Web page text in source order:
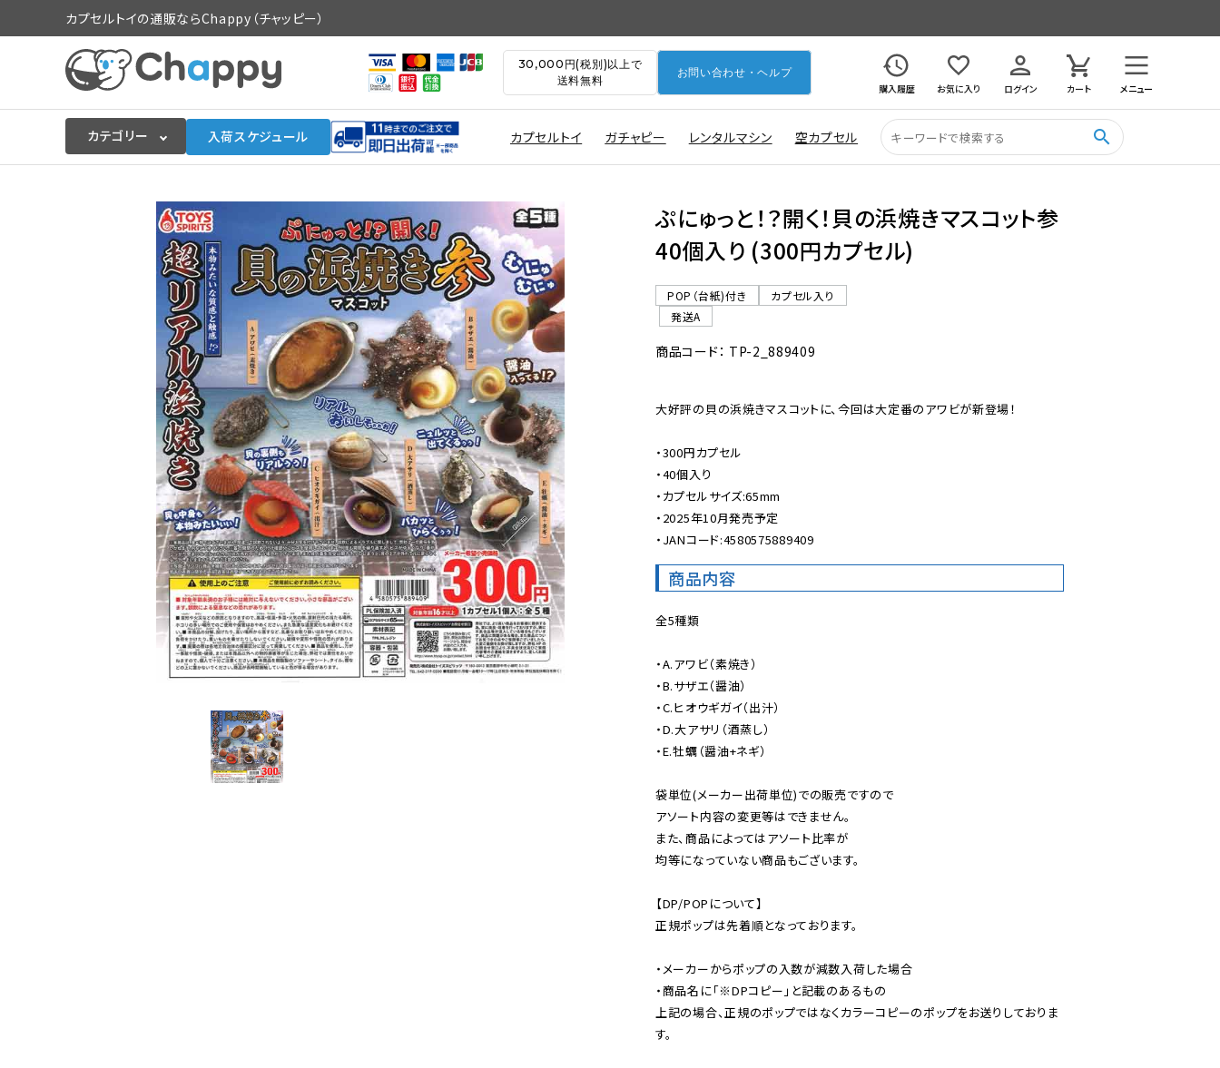
カプセルトイの通販ならChappy（チャッピー）
30,000円(税別)以上で
送料無料
お問い合わせ・ヘルプ
購入履歴
お気に入り ログイン カート メニュー
カテゴリー 入荷スケジュール カプセルトイ ガチャピー レンタルマシン 空カプセル search
入荷スケジュールをチェック
カプセルトイマシン本体
販促用空カプセル
景品・玩具・文具
販促用カプセルトイ
よくあるご質問
ご利用ガイド
06-6282-7659
ぷにゅっと！？開く！貝の浜焼きマスコット参
40個入り (300円カプセル)
POP（台紙)付き
カプセル入り
発送A
商品コード： TP-2_889409
大好評の貝の浜焼きマスコットに、今回は大定番のアワビが新登場！
・300円カプセル
・40個入り
・カプセルサイズ:65mm
・2025年10月発売予定
・JANコード:4580575889409
商品内容
全5種類
・A.アワビ（素焼き）
・B.サザエ（醤油）
・C.ヒオウギガイ（出汁）
・D.大アサリ（酒蒸し）
・E.牡蠣（醤油+ネギ）
袋単位(メーカー出荷単位)での販売ですので
アソート内容の変更等はできません。
また、商品によってはアソート比率が
均等になっていない商品もございます。
【DP/POPについて】
正規ポップは先着順となっております。
・メーカーからポップの入数が減数入荷した場合
・商品名に「※DPコピー」と記載のあるもの
上記の場合、正規のポップではなくカラーコピーのポップをお送りしておりま
す。